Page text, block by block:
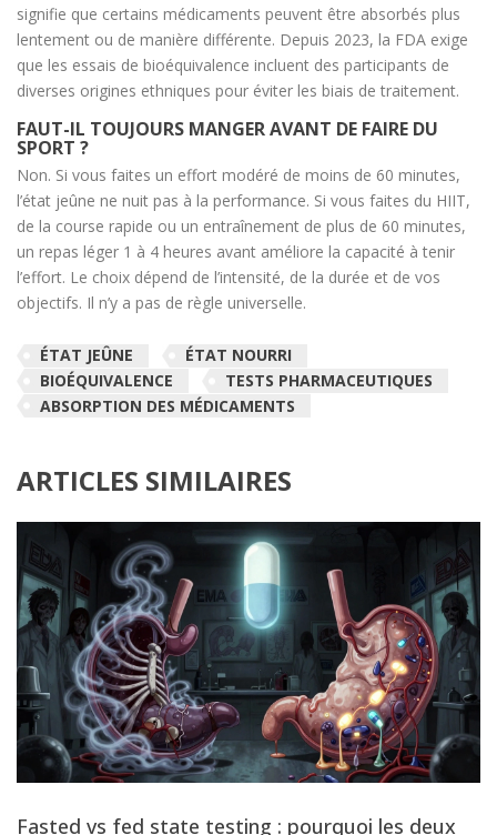
signifie que certains médicaments peuvent être absorbés plus
lentement ou de manière différente. Depuis 2023, la FDA exige
que les essais de bioéquivalence incluent des participants de
diverses origines ethniques pour éviter les biais de traitement.
FAUT-IL TOUJOURS MANGER AVANT DE FAIRE DU
SPORT ?
Non. Si vous faites un effort modéré de moins de 60 minutes,
l’état jeûne ne nuit pas à la performance. Si vous faites du HIIT,
de la course rapide ou un entraînement de plus de 60 minutes,
un repas léger 1 à 4 heures avant améliore la capacité à tenir
l’effort. Le choix dépend de l’intensité, de la durée et de vos
objectifs. Il n’y a pas de règle universelle.
ÉTAT JEÛNE
ÉTAT NOURRI
BIOÉQUIVALENCE
TESTS PHARMACEUTIQUES
ABSORPTION DES MÉDICAMENTS
ARTICLES SIMILAIRES
Fasted vs fed state testing : pourquoi les deux